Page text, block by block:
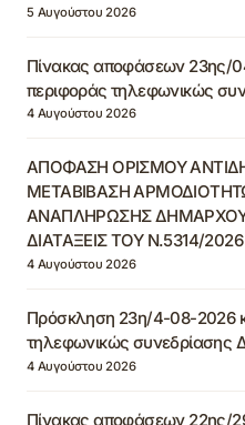
5 Αυγούστου 2026
Πίνακας αποφάσεων 23ης/
περιφοράς τηλεφωνικώς
4 Αυγούστου 2026
ΑΠΟΦΑΣΗ ΟΡΙΣΜΟΥ
ΜΕΤΑΒΙΒΑΣΗ
ΑΝΑΠΛΗΡΩΣΗΣ
ΔΙΑΤΑΞΕΙΣ ΤΟΥ Ν.5314/2026
4 Αυγούστου 2026
Πρόσκληση 23η/4-08-2026
τηλεφωνικώς συνεδρίασης
4 Αυγούστου 2026
Πίνακας αποφάσεων 22ης/